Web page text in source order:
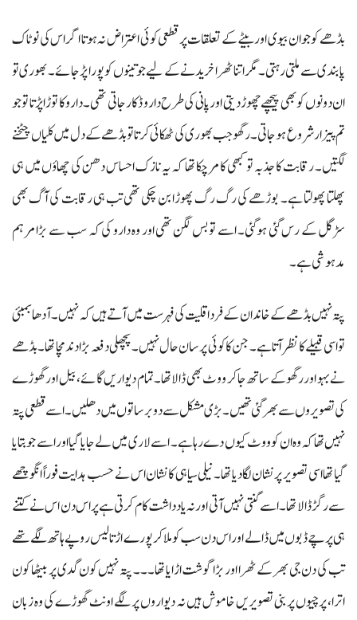
بڈھے کو جوان بیوی اور بیٹے کے تعلقات پر قطعی کوئی اعتراض نہ ہوتا اگر اس کی نوٹاک
پابندی سے ملتی رہتی۔ مگر اتنا ٹھرا خریدنے کے لیے جوتینوں کو پورا پڑ جائے۔ بھوری تو
ان دونوں کو بھی پیچھے چھوڑ دیتی اور پانی کی طرح دارو ڈکار جاتی تھی۔ دارو کا توڑا پڑتا تو جو
تم پیزار شروع ہو جاتی۔ رگھو جب بھوری کی ٹھکائی کرتا تو بڈھے کے دل میں کلیاں چٹخنے
لگتیں۔ رقابت کا جذبہ تو کبھی کا مرچکا تھا کہ یہ نازک احساس دھن کی چھاؤں میں ہی
پھلتا پھولتا ہے۔ بوڑھے کی رگ رگ پھوڑا بن چکی تھی تب ہی رقابت کی آگ بھی
سڑگل کے رس گئی ہوگئی۔ اسے تو بس لگن تھی اور وہ دارو کی کہ سب سے بڑا مرہم
مدہوشی ہے۔
پتہ نہیں بڈھے کے خاندان کے فرد اقلیت کی فہرست میں آتے ہیں کہ نہیں۔ آدھا بمبئی
تو اسی قبیلے کا نظر آتا ہے۔ جن کا کوئی پرسان حال نہیں۔ پچھلی دفعہ بڑا دند مچا تھا۔ بڈھے
نے بہو اور رگھو کے ساتھ جا کر ووٹ بھی ڈالا تھا۔ تمام دیواریں گائے، بیل اور گھوڑے
کی تصویروں سے بھر گئی تھیں۔ بڑی مشکل سے دو برساتوں میں دھلیں۔ اسے قطعی پتہ
نہیں تھا کہ وہ ان کو ووٹ کیوں دے رہا ہے۔ اسے لاری میں لے جایا گیا اور اسے جو بتایا
گیا تھا اسی تصویر پر نشان لگادیا تھا۔ نیلی سیاہی کا نشان اس نے حسب ہدایت فوراً انگوچھے
سے رگڑ ڈالا تھا۔ اسے گنتی نہیں آتی اور نہ یادداشت کام کرتی ہے پر اس دن اس نے کتنے
ہی پرچے ڈبوں میں ڈالے اور اس دن سب کو ملا کر پورے اڑتالیس روپے ہاتھ لگے تھے
تب کی دن جی بھر کے ٹھرا اور بڑا گوشت اڑایا تھا۔۔۔ پتہ نہیں کون گدی پر بیٹھا کون
اترا، پرچیوں پر بنی تصویریں خاموش ہیں نہ دیواروں پر لگے اونٹ گھوڑے کی وہ زبان